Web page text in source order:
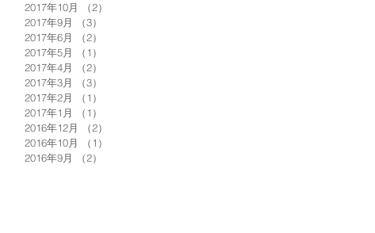
2017年10月
（2）
2017年9月
（3）
2017年6月
（2）
2017年5月
（1）
2017年4月
（2）
2017年3月
（3）
2017年2月
（1）
2017年1月
（1）
2016年12月
（2）
2016年10月
（1）
2016年9月
（2）